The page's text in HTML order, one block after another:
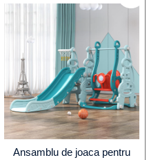
Ansamblu de joaca pentru